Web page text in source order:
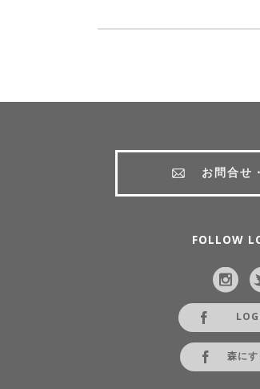
お問合せ
FOLLOW
森に